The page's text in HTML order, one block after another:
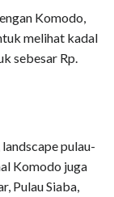
Komodo,
melihat kadal
sebesar Rp.
pulau-
Komodo juga
Pulau Siaba,